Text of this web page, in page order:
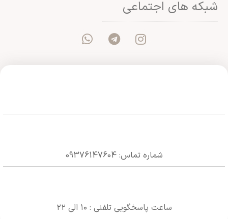
شبکه های اجتماعی
شماره تماس: 09376147604
ساعت پاسخگویی تلفنی : ۱۰ الی ۲۲